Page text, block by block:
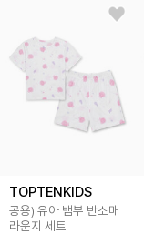
TOPTENKIDS
공용) 유아 뱀부 반소매
라운지 세트